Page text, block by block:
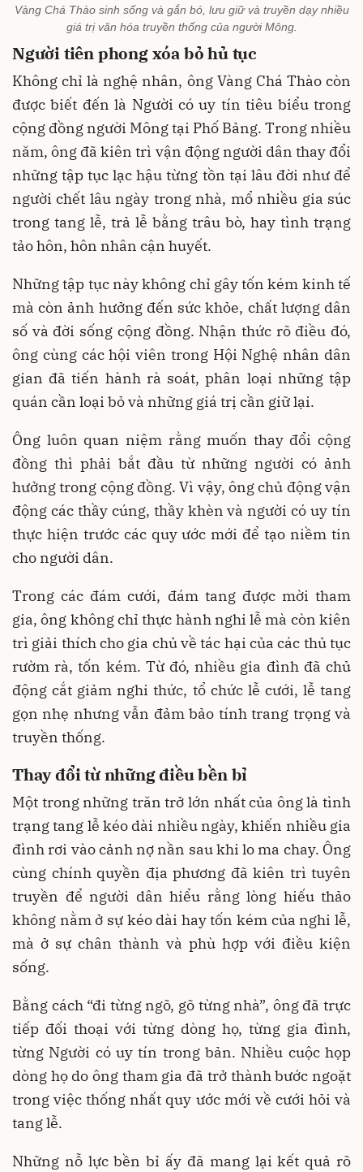
Vàng Chá Thào sinh sống và gắn bó, lưu giữ và truyền dạy nhiều
giá trị văn hóa truyền thống của người Mông.
Người tiên phong xóa bỏ hủ tục
Không chỉ là nghệ nhân, ông Vàng Chá Thào còn
được biết đến là Người có uy tín tiêu biểu trong
cộng đồng người Mông tại Phố Bảng. Trong nhiều
năm, ông đã kiên trì vận động người dân thay đổi
những tập tục lạc hậu từng tồn tại lâu đời như để
người chết lâu ngày trong nhà, mổ nhiều gia súc
trong tang lễ, trả lễ bằng trâu bò, hay tình trạng
tảo hôn, hôn nhân cận huyết.
Những tập tục này không chỉ gây tốn kém kinh tế
mà còn ảnh hưởng đến sức khỏe, chất lượng dân
số và đời sống cộng đồng. Nhận thức rõ điều đó,
ông cùng các hội viên trong Hội Nghệ nhân dân
gian đã tiến hành rà soát, phân loại những tập
quán cần loại bỏ và những giá trị cần giữ lại.
Ông luôn quan niệm rằng muốn thay đổi cộng
đồng thì phải bắt đầu từ những người có ảnh
hưởng trong cộng đồng. Vì vậy, ông chủ động vận
động các thầy cúng, thầy khèn và người có uy tín
thực hiện trước các quy ước mới để tạo niềm tin
cho người dân.
Trong các đám cưới, đám tang được mời tham
gia, ông không chỉ thực hành nghi lễ mà còn kiên
trì giải thích cho gia chủ về tác hại của các thủ tục
rườm rà, tốn kém. Từ đó, nhiều gia đình đã chủ
động cắt giảm nghi thức, tổ chức lễ cưới, lễ tang
gọn nhẹ nhưng vẫn đảm bảo tính trang trọng và
truyền thống.
Thay đổi từ những điều bền bỉ
Một trong những trăn trở lớn nhất của ông là tình
trạng tang lễ kéo dài nhiều ngày, khiến nhiều gia
đình rơi vào cảnh nợ nần sau khi lo ma chay. Ông
cùng chính quyền địa phương đã kiên trì tuyên
truyền để người dân hiểu rằng lòng hiếu thảo
không nằm ở sự kéo dài hay tốn kém của nghi lễ,
mà ở sự chân thành và phù hợp với điều kiện
sống.
Bằng cách “đi từng ngõ, gõ từng nhà”, ông đã trực
tiếp đối thoại với từng dòng họ, từng gia đình,
từng Người có uy tín trong bản. Nhiều cuộc họp
dòng họ do ông tham gia đã trở thành bước ngoặt
trong việc thống nhất quy ước mới về cưới hỏi và
tang lễ.
Những nỗ lực bền bỉ ấy đã mang lại kết quả rõ